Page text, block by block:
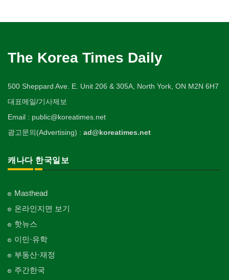
The Korea Times Daily
500 Sheppard Ave. E. Unit 206 & 305A, North York, ON M2N 6H7
대표메일/기사제보
Email : public@koreatimes.net
광고문의(Advertising) : ad@koreatimes.net
캐나다 한국일보
Masthead
온라인지면 보기
핫뉴스
이민·유학
부동산·재정
주간한국